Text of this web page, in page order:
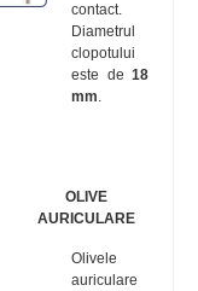
contact.
Diametrul
clopotului
este de 18
mm.
OLIVE
AURICULARE
Olivele
auriculare